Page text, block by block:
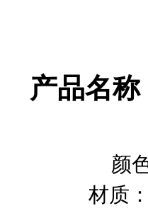
产品名
颜色
材质：